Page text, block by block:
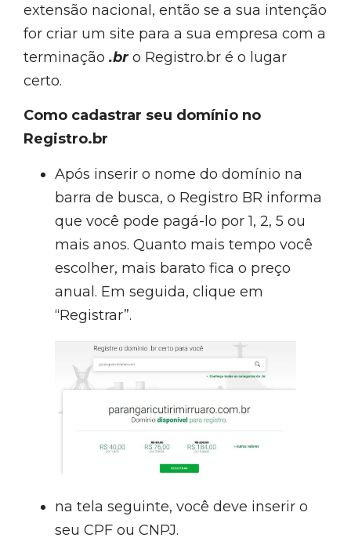
extensão nacional, então se a sua intenção
for criar um site para a sua empresa com a
terminação .bro Registro.br é o lugar
certo.
Como cadastrar seu domínio no
Registro.br
Após inserir o nome do domínio na
barra de busca, o Registro BR informa
que você pode pagá-lo por 1, 2, 5 ou
mais anos. Quanto mais tempo você
escolher, mais barato fica o preço
anual. Em seguida, clique em
“Registrar”.
na tela seguinte, você deve inserir o
seu CPF ou CNPJ.